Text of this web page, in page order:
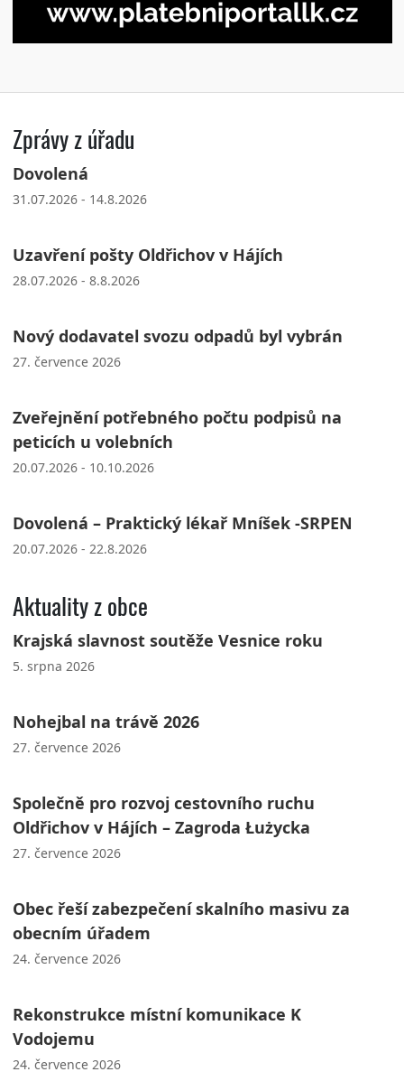
Zprávy z úřadu
Dovolená
31.07.2026 - 14.8.2026
Uzavření pošty Oldřichov v Hájích
28.07.2026 - 8.8.2026
Nový dodavatel svozu odpadů byl vybrán
27. července 2026
Zveřejnění potřebného počtu podpisů na
peticích u volebních
20.07.2026 - 10.10.2026
Dovolená – Praktický lékař Mníšek -SRPEN
20.07.2026 - 22.8.2026
Aktuality z obce
Krajská slavnost soutěže Vesnice roku
5. srpna 2026
Nohejbal na trávě 2026
27. července 2026
Společně pro rozvoj cestovního ruchu
Oldřichov v Hájích – Zagroda Łużycka
27. července 2026
Obec řeší zabezpečení skalního masivu za
obecním úřadem
24. července 2026
Rekonstrukce místní komunikace K
Vodojemu
24. července 2026